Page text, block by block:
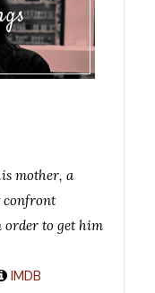
mother, a
confront
to get him
IMDB